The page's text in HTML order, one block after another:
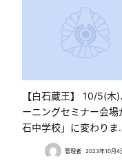
【白石蔵王】 10/5(木
ーニングセミナー会場
石中学校」に変わり
管理者 2023年10月4